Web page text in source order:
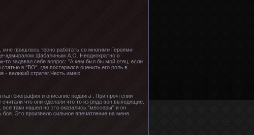
мне пришлось тесно работать со многими Героями
адмиралом Шабалиным А.О. Неоднократно о
то задавал себе вопрос: "А кем был бы мой отец, если
в "ВО", где постарался оценить его роль в
- великий стратег.Честь имею.
биография и описание подвига . При прочтении
что они сделали что то из ряда вон выходящие.
таки нашел но это оказались "мессеры" и он
Это произвело сильное впечатление на меня.